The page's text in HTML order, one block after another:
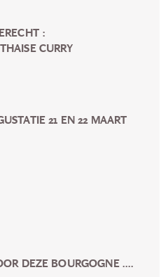
:
CURRY
21 EN 22 MAART
DEZE BOURGOGNE ....